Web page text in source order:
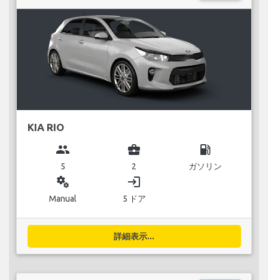
KIA RIO
group
5
business_center
2
local_gas_station
ガソリン
miscellaneous_services
Manual
login
5 ドア
詳細表示...